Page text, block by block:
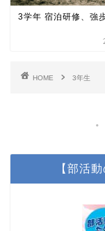
3学年 宿泊研修、強
HOME 3年生
【部活